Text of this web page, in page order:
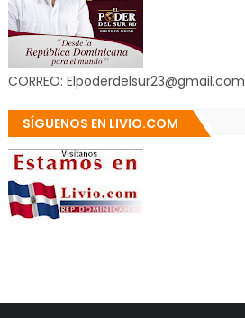
CORREO: Elpoderdelsur23@gmail.com
SÍGUENOS EN LIVIO.COM